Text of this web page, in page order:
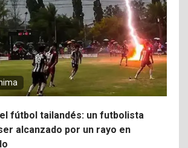
fútbol tailandés: un futbolista
alcanzado por un rayo en